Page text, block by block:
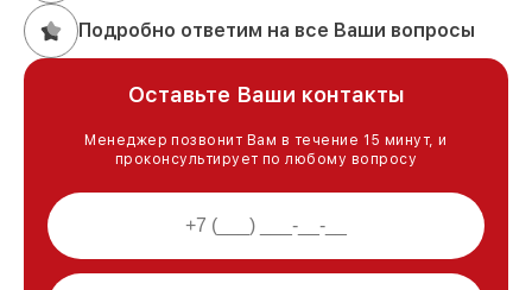
Подробно ответим на все Ваши вопросы
Оставьте Ваши контакты
Менеджер позвонит Вам в течение 15 минут, и
проконсультирует по любому вопросу